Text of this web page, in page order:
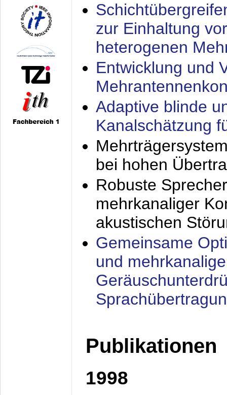
zur Einhaltung
heterogenen
Entwicklung und
Adaptive blinde
Kanalschätzung
bei hohen
Robuste
mehrkanaliger
akustischen
Gemeinsame
und
Publikationen
1998